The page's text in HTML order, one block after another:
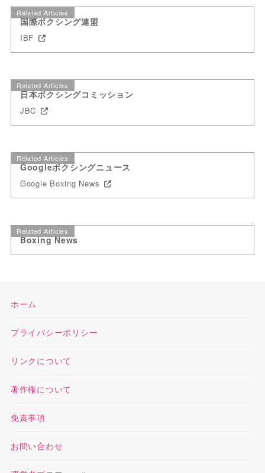
Related Articles
国際ボクシング連盟
IBF
Related Articles
日本ボクシングコミッション
JBC
Related Articles
Googleボクシングニュース
Google Boxing News
Related Articles
Boxing News
ホーム
プライバシーポリシー
リンクについて
著作権について
免責事項
お問い合わせ